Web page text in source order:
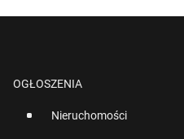
OGŁOSZENIA
Nieruchomości